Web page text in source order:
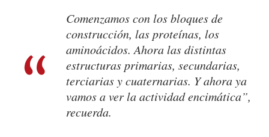
Comenzamos con los bloques de
construcción, las proteínas, los
aminoácidos. Ahora las distintas
estructuras primarias, secundarias,
terciarias y cuaternarias. Y ahora ya
vamos a ver la actividad encimática”,
recuerda.